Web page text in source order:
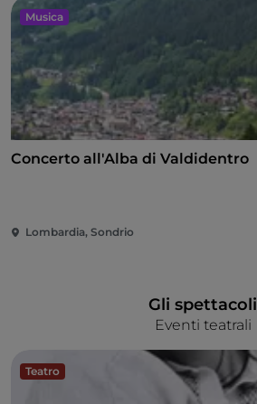
Musica
Concerto all'Alba di Valdidentro
Lombardia, Sondrio
Eventi teatrali
Gli spettacoli
Teatro